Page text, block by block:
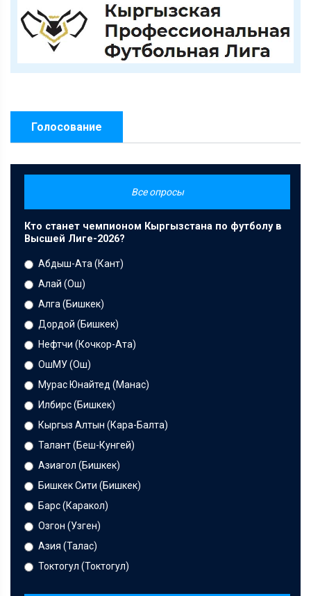
Голосование
Все опросы
Кто станет чемпионом Кыргызстана по футболу в
Высшей Лиге-2026?
Абдыш-Ата (Кант)
Алай (Ош)
Алга (Бишкек)
Дордой (Бишкек)
Нефтчи (Кочкор-Ата)
ОшМУ (Ош)
Мурас Юнайтед (Манас)
Илбирс (Бишкек)
Кыргыз Алтын (Кара-Балта)
Талант (Беш-Кунгей)
Азиагол (Бишкек)
Бишкек Сити (Бишкек)
Барс (Каракол)
Озгон (Узген)
Азия (Талас)
Токтогул (Токтогул)